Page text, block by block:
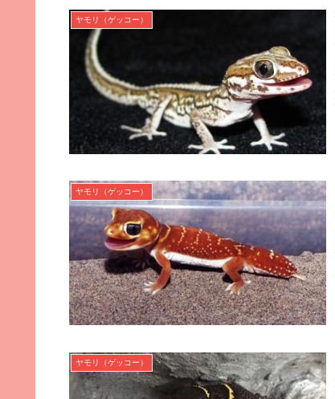
ヤモリ（ゲッコー）
ヤモリ（ゲッコー）
ヤモリ（ゲッコー）